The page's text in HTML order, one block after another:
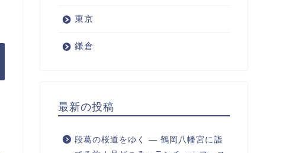
東京
鎌倉
最新の投稿
段葛の桜道をゆく ― 鶴岡八幡宮に詣